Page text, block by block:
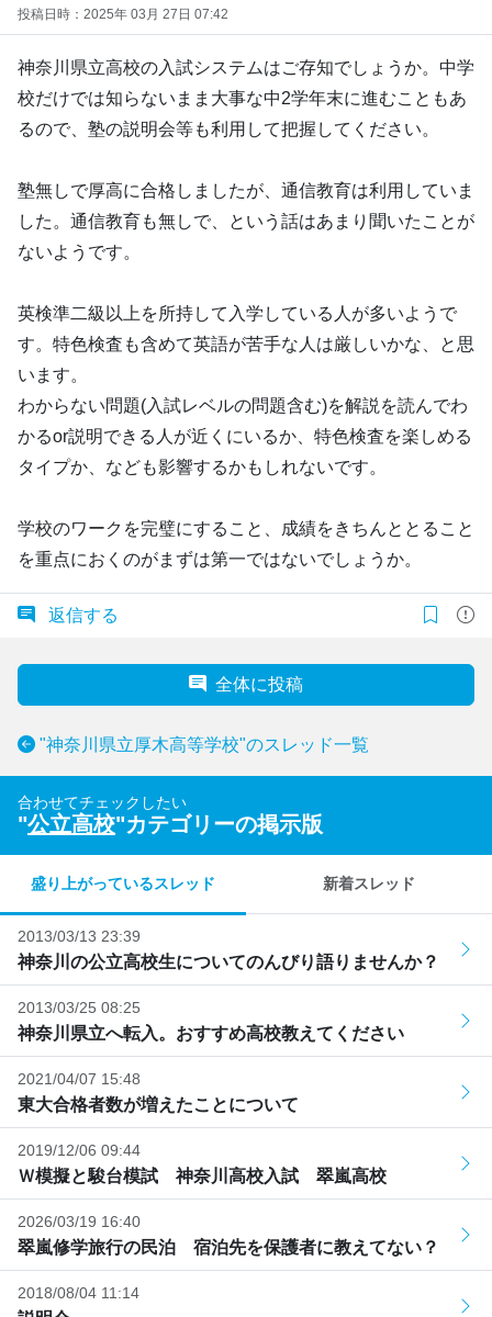
投稿日時：2025年 03月 27日 07:42
神奈川県立高校の入試システムはご存知でしょうか。中学
校だけでは知らないまま大事な中2学年末に進むこともあ
るので、塾の説明会等も利用して把握してください。
塾無しで厚高に合格しましたが、通信教育は利用していま
した。通信教育も無しで、という話はあまり聞いたことが
ないようです。
英検準二級以上を所持して入学している人が多いようで
す。特色検査も含めて英語が苦手な人は厳しいかな、と思
います。
わからない問題(入試レベルの問題含む)を解説を読んでわ
かるor説明できる人が近くにいるか、特色検査を楽しめる
タイプか、なども影響するかもしれないです。
学校のワークを完璧にすること、成績をきちんととること
を重点におくのがまずは第一ではないでしょうか。
返信する
全体に投稿
"神奈川県立厚木高等学校"のスレッド一覧
合わせてチェックしたい
"公立高校"カテゴリーの掲示版
盛り上がっているスレッド 新着スレッド
2013/03/13 23:39
神奈川の公立高校生についてのんびり語りませんか？
2013/03/25 08:25
神奈川県立へ転入。おすすめ高校教えてください
2021/04/07 15:48
東大合格者数が増えたことについて
2019/12/06 09:44
Ｗ模擬と駿台模試 神奈川高校入試 翠嵐高校
2026/03/19 16:40
翠嵐修学旅行の民泊 宿泊先を保護者に教えてない？
2018/08/04 11:14